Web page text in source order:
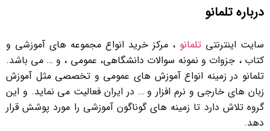
درباره تلمانو
سایت اینترنتی تلمانو ، مرکز خرید انواع مجموعه های آموزشی و
کتاب ، جزوات و نمونه سوالات دانشگاهی، عمومی ، و … می باشد.
تلمانو در زمینه انواع آموزش های عمومی و تخصصی مثل آموزش
زبان های خارجی و نرم افزار و … در ایران فعالیت می نماید. و این
گروه تلاش دارد تا زمینه های گوناگون آموزشی را مورد پوشش قرار
دهد.